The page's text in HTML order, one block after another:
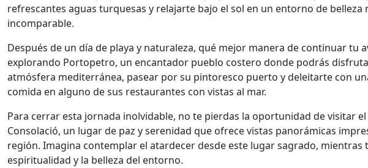
refrescantes aguas turquesas y relajarte bajo el sol en un entorno de belleza
incomparable.
Después de un día de playa y naturaleza, qué mejor manera de continuar tu
explorando Portopetro, un encantador pueblo costero donde podrás
atmósfera mediterránea, pasear por su pintoresco puerto y deleitarte con
comida en alguno de sus restaurantes con vistas al mar.
Para cerrar esta jornada inolvidable, no te pierdas la oportunidad de visitar
Consolació, un lugar de paz y serenidad que ofrece vistas panorámicas
región. Imagina contemplar el atardecer desde este lugar sagrado, mientras
espiritualidad y la belleza del entorno.